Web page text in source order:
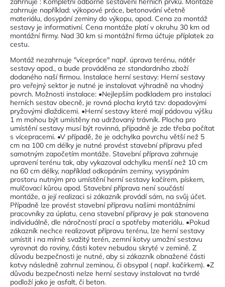
zahrnuje například: výkopové práce, betonování včetně
materiálu, dosypání zeminy do výkopu, apod. Cena za montáž
sestavy je informativní. Cena montáže platí v okruhu 30 km od
montážní firmy. Nad 30 km si montážní firma účtuje příplatek za
cestu.
Montáž nezahrnuje "vícepráce" např. úprava terénu, nátěr
sestavy apod., a bude prováděna ze standardního zboží
dodaného naší firmou. Instalace herní sestavy: Herní sestavy
pro veřejný sektor je nutné je instalovat výhradně na vhodný
povrch. Možnosti instalace: •Nejlepším podkladem pro instalaci
herních sestav obecně, je rovná plocha krytá tzv: dopadovými
pryžovými dlaždicemi. •Herní sestavy které mají pádovou výšku
1 m mohou být umístěny na udržovaný trávník. Plocha pro
umístění sestavy musí být rovinná, případně je zde třeba počítat
s vícepracemi. •V případě, že je odchylka povrchu větší než 5
cm na 100 cm délky je nutné provést stavební přípravu před
samotným započetím montáže. Stavební příprava zahrnuje
upravení terénu tak, aby vykazoval odchylku menší než 10 cm
na 60 cm délky, například odkopáním zeminy, vysypáním
prostoru nutným pro umístění herní sestavy kačírem, pískem,
mulčovací kůrou apod. Stavební příprava není součástí
montáže, a její realizaci si zákazník provádí sám, na svůj účet.
Případně lze provést stavební přípravu našimi montážními
pracovníky za úplatu, cena stavební přípravy je pak stanovena
individuálně, dle náročností prací a spotřeby materiálu. •Pokud
zákazník nechce realizovat přípravu terénu, lze herní sestavy
umístit i na mírně svažitý terén, zemní kotvy umožní sestavu
vyrovnat do roviny, části kotev nebudou skryté v zemině. Z
důvodu bezpečnosti je nutné, aby si zákazník obnažené části
kotvy následně zahrnul zeminou, či obsypal ( např. kačírkem). •Z
důvodu bezpečnosti nelze herní sestavy instalovat na tvrdé
podloží jako je asfalt, či beton.